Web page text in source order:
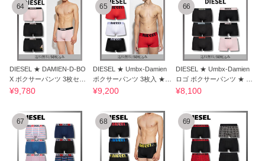
64
DIESEL ★ DAMIEN-D-BO
X ボクサーパンツ 3枚セッ
ト 関税送料込
¥9,780
65
DIESEL ★ Umbx-Damien
ボクサーパンツ 3枚入 ★
関税送料込
¥9,200
66
DIESEL ★ Umbx-Damien
ロゴ ボクサーパンツ ★ 関
税送料込
¥8,100
67 68 69